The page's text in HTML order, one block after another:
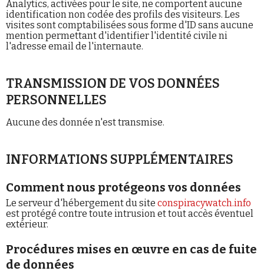
Analytics, activées pour le site, ne comportent aucune
identification non codée des profils des visiteurs. Les
visites sont comptabilisées sous forme d'ID sans aucune
mention permettant d'identifier l'identité civile ni
l'adresse email de l'internaute.
TRANSMISSION DE VOS DONNÉES
PERSONNELLES
Aucune des donnée n'est transmise.
INFORMATIONS SUPPLÉMENTAIRES
Comment nous protégeons vos données
Le serveur d'hébergement du site conspiracywatch.info
est protégé contre toute intrusion et tout accès éventuel
extérieur.
Procédures mises en œuvre en cas de fuite
de données